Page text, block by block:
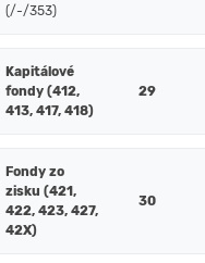
(/-/353)
Kapitálové
fondy (412,
413, 417, 418)
29
Fondy zo
zisku (421,
422, 423, 427,
42X)
30